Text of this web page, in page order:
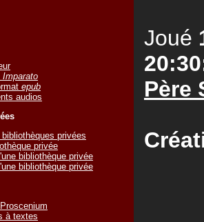
Imparato
epub
audios
privées
privée
bibliothèque privée
bibliothèque privée
à textes
Joué
Père